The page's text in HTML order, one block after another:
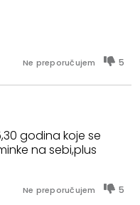
Ne preporučujem 5
godina koje se
na sebi,plus
Ne preporučujem 5